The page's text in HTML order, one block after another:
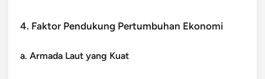
4. Faktor Pendukung Pertumbuhan Ekonomi
a. Armada Laut yang Kuat